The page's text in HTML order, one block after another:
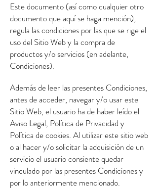
Este documento (así como cualquier otro
documento que aquí se haga mención),
regula las condiciones por las que se rige el
uso del Sitio Web y la compra de
productos y/o servicios (en adelante,
Condiciones).
Además de leer las presentes Condiciones,
antes de acceder, navegar y/o usar este
Sitio Web, el usuario ha de haber leído el
Aviso Legal, Política de Privacidad y
Política de cookies. Al utilizar este sitio web
o al hacer y/o solicitar la adquisición de un
servicio el usuario consiente quedar
vinculado por las presentes Condiciones y
por lo anteriormente mencionado.